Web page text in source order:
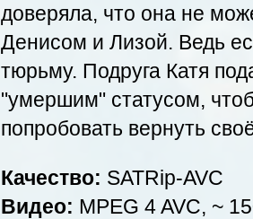
доверяла, что она не
Денисом и Лизой. Ведь
тюрьму. Подруга Катя
"умершим" статусом,
попробовать вернуть
Качество: SATRip-AVC
Видео: MPEG 4 AVC, ~